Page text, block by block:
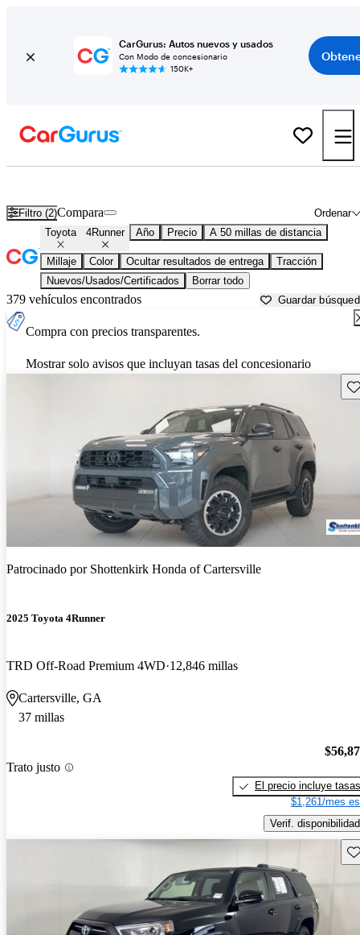
CarGurus: Autos nuevos y usados
Con Modo de concesionario
150K+
Filtro (2) Ordenar
Compara
Toyota 4Runner Año Precio A 50 millas de distancia
Millaje Color Ocultar resultados de entrega
Tracción
Nuevos/Usados/Certificados
Borrar todo
379 vehículos encontrados Guardar
Compra con precios transparentes.
Mostrar solo avisos que incluyan tasas del concesionario
Patrocinado por Shottenkirk Honda of Cartersville
2025 Toyota 4Runner
TRD Off-Road Premium 4WD 12,846 millas
Cartersville, GA
37 millas
Trato justo
El precio incluye tasas
$1,261/mes
Verif. disponibilidad